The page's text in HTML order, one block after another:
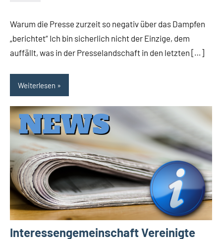
Warum die Presse zurzeit so negativ über das Dampfen
„berichtet“ Ich bin sicherlich nicht der Einzige, dem
auffällt, was in der Presselandschaft in den letzten […]
Weiterlesen
Interessengemeinschaft Vereinigte